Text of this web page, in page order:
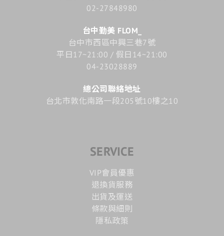
02-27848980
台中勤美 FLOM_
台中市西區中興三巷7號
平日17~21:00 / 假日14~21:00
04-23028889
總公司聯絡地址
台北市敦化南路一段205號10樓之10
SERVICE
VIP會員優惠
退換貨服務
出貨及運送
條款與細則
隱私政策